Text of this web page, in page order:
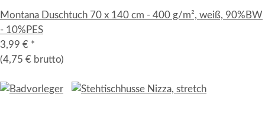
Montana Duschtuch 70 x 140 cm - 400 g/m², weiß, 90%BW
- 10%PES
3,99 € *
(4,75 € brutto)